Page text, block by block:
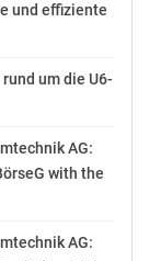
UNTER
und effiziente
um die U6-
AG:
with the
AG: